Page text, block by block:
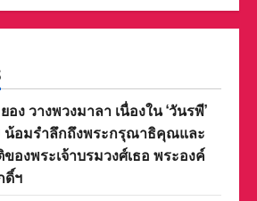
ง วางพวงมาลา เนื่องใน ‘วันรพี’
น้อมรำลึกถึงพระกรุณาธิคุณและ
ของพระเจ้าบรมวงศ์เธอ พระองค์
ดิ์ฯ